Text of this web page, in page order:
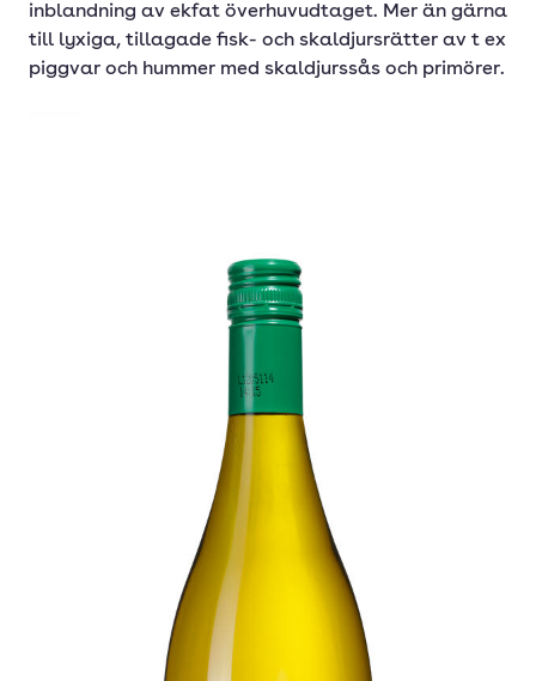
inblandning av ekfat överhuvudtaget. Mer än gärna
till lyxiga, tillagade fisk- och skaldjursrätter av t ex
piggvar och hummer med skaldjurssås och primörer.